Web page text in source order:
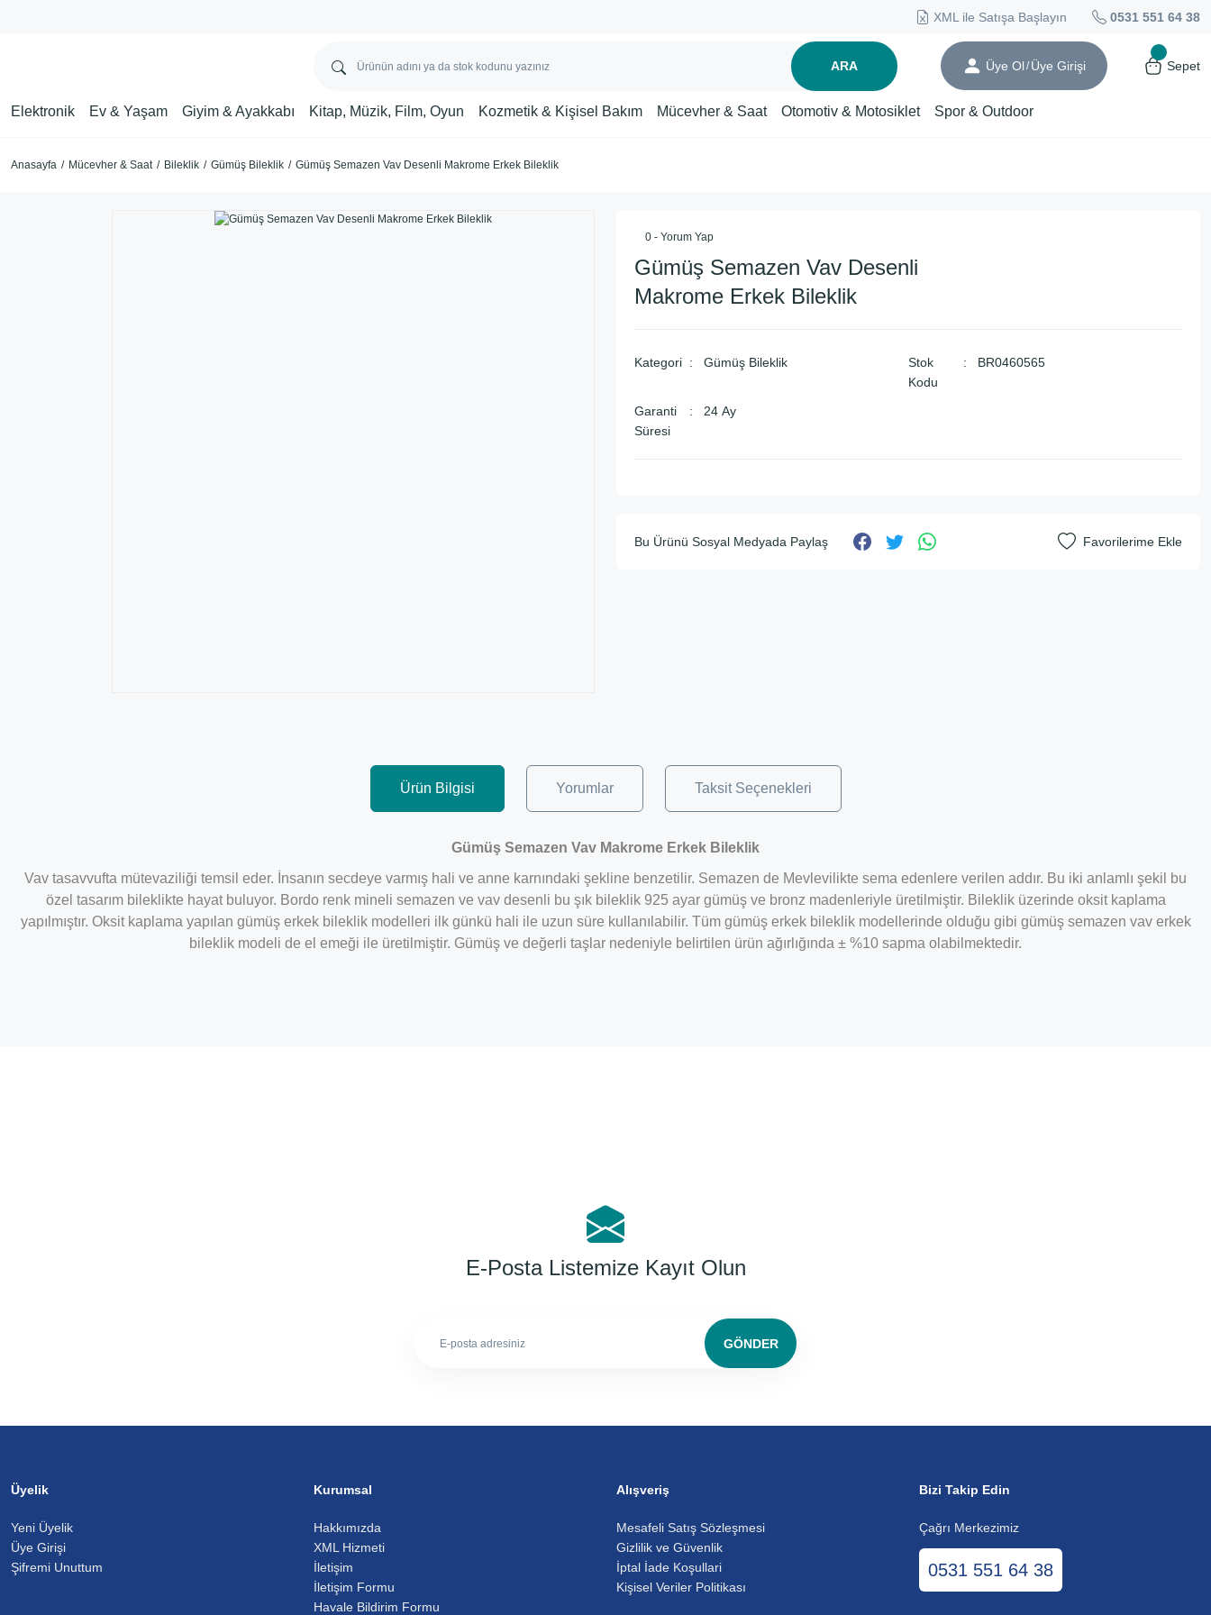
XML ile Satışa Başlayın 0531 551 64 38
ARA Üye Ol/ Üye Girişi Sepet
Elektronik Ev & Yaşam Giyim & Ayakkabı Kitap, Müzik, Film, Oyun Kozmetik & Kişisel Bakım Mücevher & Saat Otomotiv & Motosiklet Spor & Outdoor
Anasayfa Mücevher & Saat Bileklik Gümüş Bileklik Gümüş Semazen Vav Desenli Makrome Erkek Bileklik
0 - Yorum Yap
Gümüş Semazen Vav Desenli
Makrome Erkek Bileklik
Kategori Gümüş Bileklik
Stok
Kodu
BR0460565
Garanti
Süresi
24 Ay
Bu Ürünü Sosyal Medyada Paylaş
Ürün Bilgisi Yorumlar Taksit Seçenekleri
Gümüş Semazen Vav Makrome Erkek Bileklik
Vav tasavvufta mütevaziliği temsil eder. İnsanın secdeye varmış hali ve anne karnındaki şekline benzetilir. Semazen de Mevlevilikte sema edenlere verilen addır. Bu iki anlamlı şekil bu
özel tasarım bileklikte hayat buluyor. Bordo renk mineli semazen ve vav desenli bu şık bileklik 925 ayar gümüş ve bronz madenleriyle üretilmiştir. Bileklik üzerinde oksit kaplama
yapılmıştır. Oksit kaplama yapılan gümüş erkek bileklik modelleri ilk günkü hali ile uzun süre kullanılabilir. Tüm gümüş erkek bileklik modellerinde olduğu gibi gümüş semazen vav erkek
bileklik modeli de el emeği ile üretilmiştir. Gümüş ve değerli taşlar nedeniyle belirtilen ürün ağırlığında ± %10 sapma olabilmektedir.
E-Posta Listemize Kayıt Olun
GÖNDER
Üyelik
Yeni Üyelik
Üye Girişi
Şifremi Unuttum
Kurumsal
Hakkımızda
XML Hizmeti
İletişim
İletişim Formu
Havale Bildirim Formu
Alışveriş
Mesafeli Satış Sözleşmesi
Gizlilik ve Güvenlik
İptal İade Koşullari
Kişisel Veriler Politikası
Bizi Takip Edin
Çağrı Merkezimiz
0531 551 64 38